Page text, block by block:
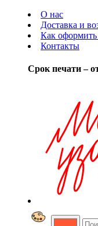
О нас
Доставка и
Как оформить
Контакты
Срок печати –